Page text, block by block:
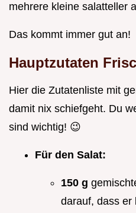
mehrere kleine salatteller
Das kommt immer gut an!
Hauptzutaten
Hier die Zutatenliste mit
damit nix schiefgeht. Du
sind wichtig! 😉
Für den Salat:
150 g
darauf, dass er